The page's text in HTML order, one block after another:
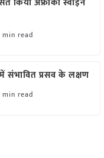
min read
संभावित प्रसव के लक्षण
min read